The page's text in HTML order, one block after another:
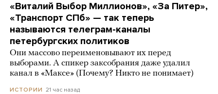
«Виталий Выбор Миллионов», «За Питер»,
«Транспорт СПб» — так теперь
называются телеграм-каналы
петербургских политиков
Они массово переименовывают их перед
выборами. А спикер заксобрания даже удалил
канал в «Максе» (Почему? Никто не понимает)
ИСТОРИИ 21 час назад